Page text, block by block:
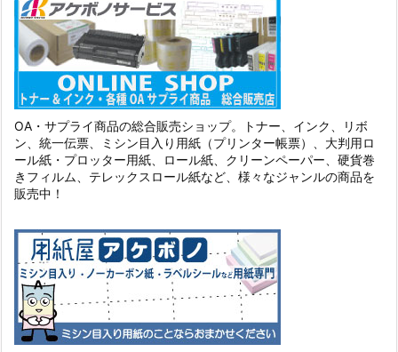
OA・サプライ商品の総合販売ショップ。トナー、インク、リボ
ン、統一伝票、ミシン目入り用紙（プリンター帳票）、大判用ロ
ール紙・プロッター用紙、ロール紙、クリーンペーパー、硬貨巻
きフィルム、テレックスロール紙など、様々なジャンルの商品を
販売中！